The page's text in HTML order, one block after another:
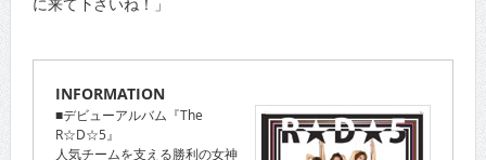
INFORMATION
■デビューアルバム『The
R☆D☆5』
人気チームを支える勝利の女神